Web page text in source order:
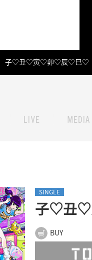
子♡丑♡寅♡卯♡辰♡巳♡
SINGLE
子♡丑
BUY